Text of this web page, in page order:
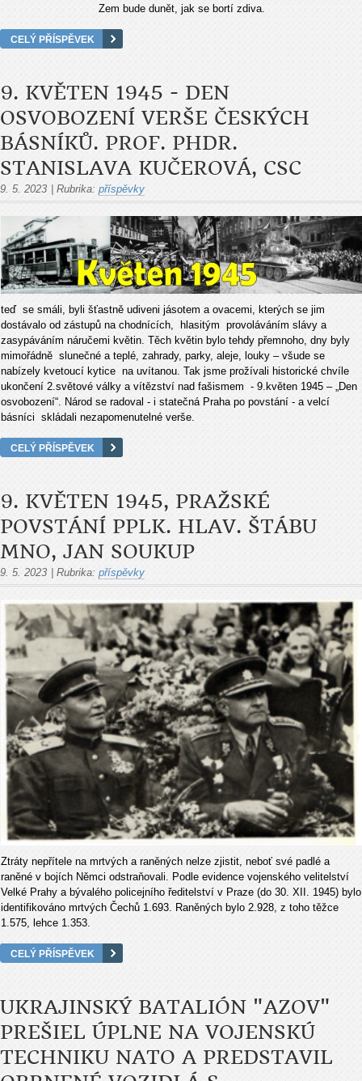
Zem bude dunět, jak se bortí zdiva.
CELÝ PŘÍSPĚVEK
9. KVĚTEN 1945 - DEN
OSVOBOZENÍ VERŠE ČESKÝCH
BÁSNÍKŮ. PROF. PHDR.
STANISLAVA KUČEROVÁ, CSC
9. 5. 2023 | Rubrika: příspěvky
teď se smáli, byli šťastně udiveni jásotem a ovacemi, kterých se jim
dostávalo od zástupů na chodnících, hlasitým provoláváním slávy a
zasypáváním náručemi květin. Těch květin bylo tehdy přemnoho, dny byly
mimořádně slunečné a teplé, zahrady, parky, aleje, louky – všude se
nabízely kvetoucí kytice na uvítanou. Tak jsme prožívali historické chvíle
ukončení 2.světové války a vítězství nad fašismem - 9.květen 1945 – „Den
osvobození“. Národ se radoval - i statečná Praha po povstání - a velcí
básníci skládali nezapomenutelné verše.
CELÝ PŘÍSPĚVEK
9. KVĚTEN 1945, PRAŽSKÉ
POVSTÁNÍ PPLK. HLAV. ŠTÁBU
MNO, JAN SOUKUP
9. 5. 2023 | Rubrika: příspěvky
Ztráty nepřítele na mrtvých a raněných nelze zjistit, neboť své padlé a
raněné v bojích Němci odstraňovali. Podle evidence vojenského velitelství
Velké Prahy a bývalého policejního ředitelství v Praze (do 30. XII. 1945) bylo
identifikováno mrtvých Čechů 1.693. Raněných bylo 2.928, z toho těžce
1.575, lehce 1.353.
CELÝ PŘÍSPĚVEK
UKRAJINSKÝ BATALIÓN "AZOV"
PREŠIEL ÚPLNE NA VOJENSKÚ
TECHNIKU NATO A PREDSTAVIL